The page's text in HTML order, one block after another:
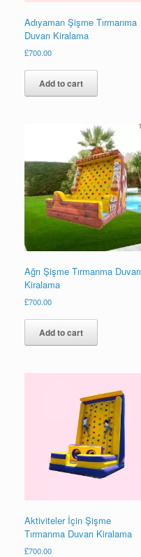
Adıyaman Şişme Tırmanma
Duvarı Kiralama
£700.00
Add to cart
Ağrı Şişme Tırmanma Duvarı
Kiralama
£700.00
Add to cart
Aktiviteler İçin Şişme
Tırmanma Duvarı Kiralama
£700.00